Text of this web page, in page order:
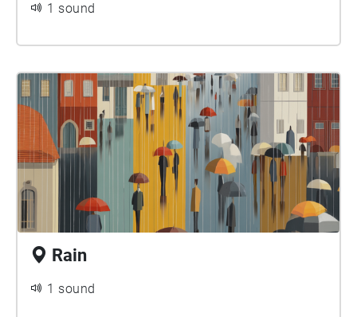
1 sound
Rain
1 sound